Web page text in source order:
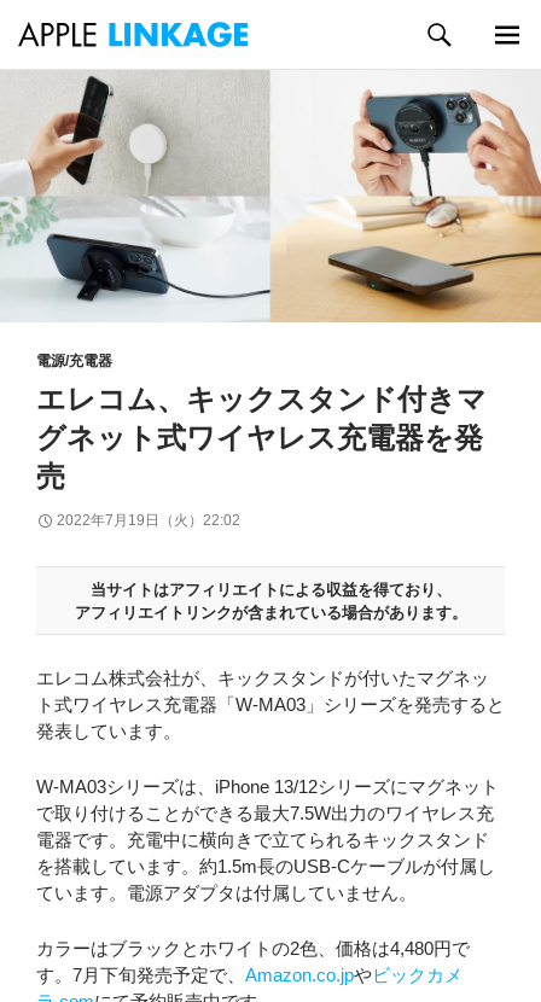
ン
へ
ス
プ
索
メニュ
ー
電源/充電器
エレコム、キックスタンド付きマ
グネット式ワイヤレス充電器を発
売
2022年7月19日（火）22:02
当サイトはアフィリエイトによる収益を得ており、
アフィリエイトリンクが含まれている場合があります。
エレコム株式会社が、キックスタンドが付いたマグネッ
ト式ワイヤレス充電器「W-MA03」シリーズを発売すると
発表しています。
W-MA03シリーズは、iPhone 13/12シリーズにマグネット
で取り付けることができる最大7.5W出力のワイヤレス充
電器です。充電中に横向きで立てられるキックスタンド
を搭載しています。約1.5m長のUSB-Cケーブルが付属し
ています。電源アダプタは付属していません。
カラーはブラックとホワイトの2色、価格は4,480円で
す。7月下旬発売予定で、 Amazon.co.jpやビックカメ